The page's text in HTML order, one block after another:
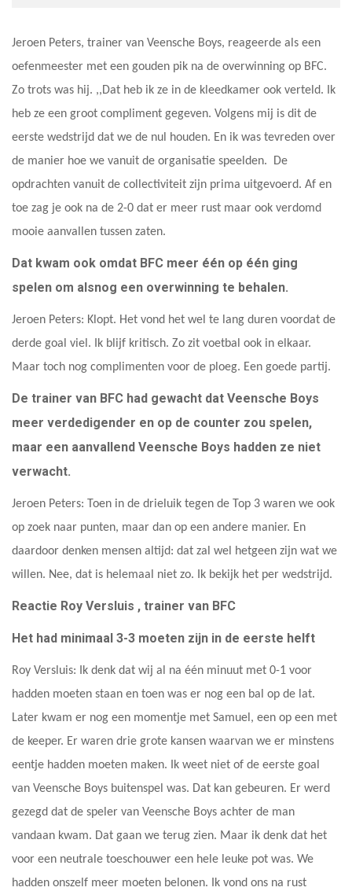
Jeroen Peters, trainer van Veensche Boys, reageerde als een
oefenmeester met een gouden pik na de overwinning op BFC.
Zo trots was hij. ,,Dat heb ik ze in de kleedkamer ook verteld. Ik
heb ze een groot compliment gegeven. Volgens mij is dit de
eerste wedstrijd dat we de nul houden. En ik was tevreden over
de manier hoe we vanuit de organisatie speelden. De
opdrachten vanuit de collectiviteit zijn prima uitgevoerd. Af en
toe zag je ook na de 2-0 dat er meer rust maar ook verdomd
mooie aanvallen tussen zaten.
Dat kwam ook omdat BFC meer één op één ging
spelen om alsnog een overwinning te behalen.
Jeroen Peters: Klopt. Het vond het wel te lang duren voordat de
derde goal viel. Ik blijf kritisch. Zo zit voetbal ook in elkaar.
Maar toch nog complimenten voor de ploeg. Een goede partij.
De trainer van BFC had gewacht dat Veensche Boys
meer verdedigender en op de counter zou spelen,
maar een aanvallend Veensche Boys hadden ze niet
verwacht.
Jeroen Peters: Toen in de drieluik tegen de Top 3 waren we ook
op zoek naar punten, maar dan op een andere manier. En
daardoor denken mensen altijd: dat zal wel hetgeen zijn wat we
willen. Nee, dat is helemaal niet zo. Ik bekijk het per wedstrijd.
Reactie Roy Versluis , trainer van BFC
Het had minimaal 3-3 moeten zijn in de eerste helft
Roy Versluis: Ik denk dat wij al na één minuut met 0-1 voor
hadden moeten staan en toen was er nog een bal op de lat.
Later kwam er nog een momentje met Samuel, een op een met
de keeper. Er waren drie grote kansen waarvan we er minstens
eentje hadden moeten maken. Ik weet niet of de eerste goal
van Veensche Boys buitenspel was. Dat kan gebeuren. Er werd
gezegd dat de speler van Veensche Boys achter de man
vandaan kwam. Dat gaan we terug zien. Maar ik denk dat het
voor een neutrale toeschouwer een hele leuke pot was. We
hadden onszelf meer moeten belonen. Ik vond ons na rust